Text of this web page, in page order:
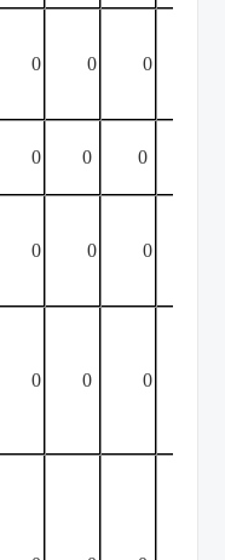
0 0 0
0 0 0
0 0 0
0 0 0